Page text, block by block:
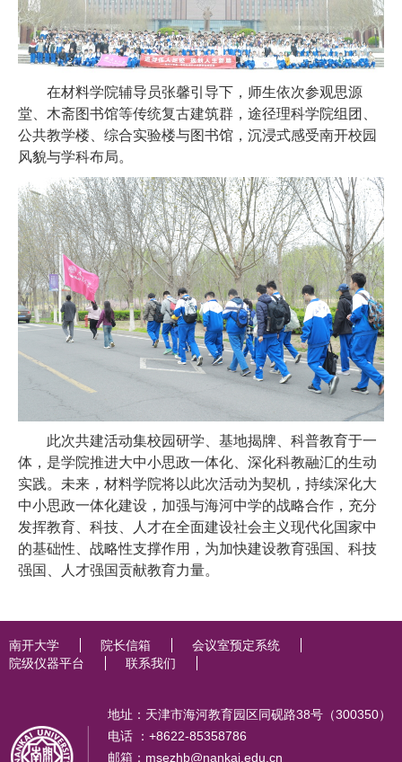
在材料学院辅导员张馨引导下，师生依次参观思源
堂、木斋图书馆等传统复古建筑群，途径理科学院组团、
公共教学楼、综合实验楼与图书馆，沉浸式感受南开校园
风貌与学科布局。
此次共建活动集校园研学、基地揭牌、科普教育于一
体，是学院推进大中小思政一体化、深化科教融汇的生动
实践。未来，材料学院将以此次活动为契机，持续深化大
中小思政一体化建设，加强与海河中学的战略合作，充分
发挥教育、科技、人才在全面建设社会主义现代化国家中
的基础性、战略性支撑作用，为加快建设教育强国、科技
强国、人才强国贡献教育力量。
南开大学 院长信箱
会议室预定系统
院级仪器平台
联系我们
地址：天津市海河教育园区同砚路38号（300350）
电话 ：+8622-85358786
邮箱：msezhb@nankai.edu.cn